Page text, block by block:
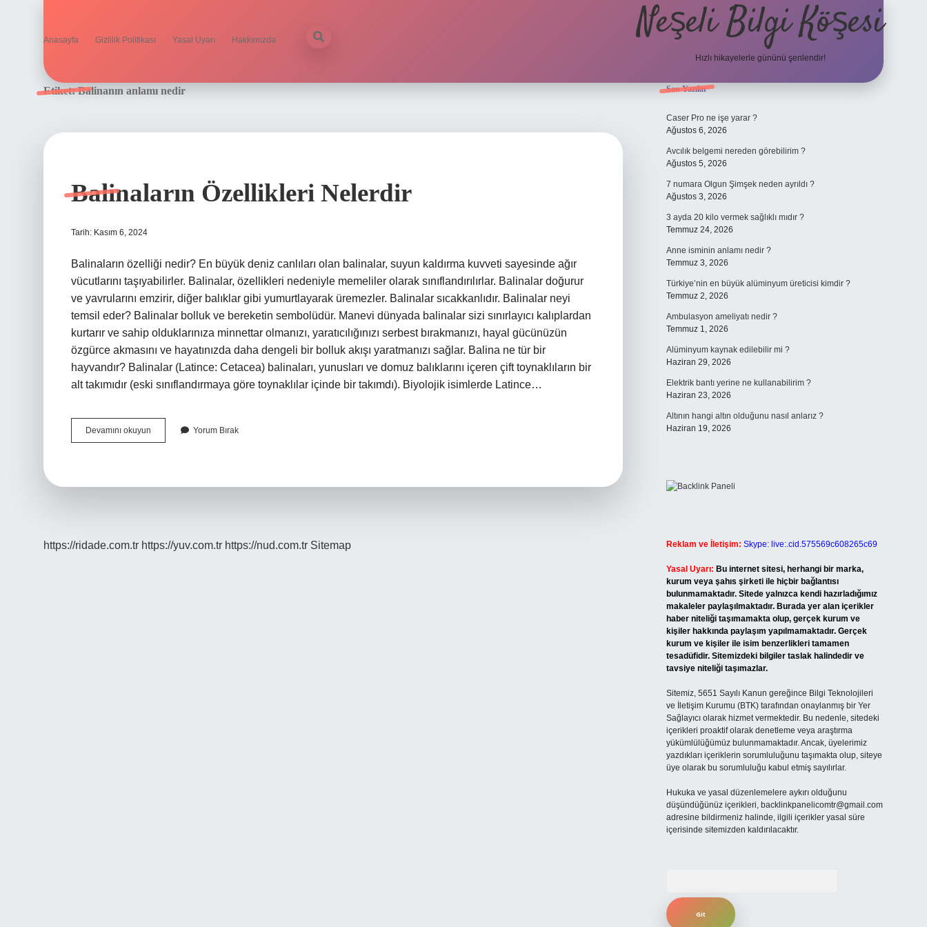
Anasayfa Gizlilik Politikası Yasal Uyarı Hakkımızda Neşeli Bilgi Köşesi
Hızlı hikayelerle gününü şenlendir!
Etiket:Balinanın anlamı nedir
Balinaların Özellikleri Nelerdir
Tarih: Kasım 6, 2024
Balinaların özelliği nedir? En büyük deniz canlıları olan balinalar, suyun kaldırma kuvveti sayesinde ağır
vücutlarını taşıyabilirler. Balinalar, özellikleri nedeniyle memeliler olarak sınıflandırılırlar. Balinalar doğurur
ve yavrularını emzirir, diğer balıklar gibi yumurtlayarak üremezler. Balinalar sıcakkanlıdır. Balinalar neyi
temsil eder? Balinalar bolluk ve bereketin sembolüdür. Manevi dünyada balinalar sizi sınırlayıcı kalıplardan
kurtarır ve sahip olduklarınıza minnettar olmanızı, yaratıcılığınızı serbest bırakmanızı, hayal gücünüzün
özgürce akmasını ve hayatınızda daha dengeli bir bolluk akışı yaratmanızı sağlar. Balina ne tür bir
hayvandır? Balinalar (Latince: Cetacea) balinaları, yunusları ve domuz balıklarını içeren çift toynaklıların bir
alt takımıdır (eski sınıflandırmaya göre toynaklılar içinde bir takımdı). Biyolojik isimlerde Latince…
Devamını okuyun Balinaların
Özellikleri
Yorum Bırak
https://ridade.com.tr https://yuv.com.tr https://nud.com.tr Sitemap
Sidebar
Son Yazılar
Caser Pro ne işe yarar ?
Ağustos 6, 2026
Avcılık belgemi nereden görebilirim ?
Ağustos 5, 2026
7 numara Olgun Şimşek neden ayrıldı ?
Ağustos 3, 2026
3 ayda 20 kilo vermek sağlıklı mıdır ?
Temmuz 24, 2026
Anne isminin anlamı nedir ?
Temmuz 3, 2026
Türkiye’nin en büyük alüminyum üreticisi kimdir ?
Temmuz 2, 2026
Ambulasyon ameliyatı nedir ?
Temmuz 1, 2026
Alüminyum kaynak edilebilir mi ?
Haziran 29, 2026
Elektrik bantı yerine ne kullanabilirim ?
Haziran 23, 2026
Altının hangi altın olduğunu nasıl anlarız ?
Haziran 19, 2026
Reklam ve İletişim: Skype: live:.cid.575569c608265c69
Yasal Uyarı: Bu internet sitesi, herhangi bir marka,
kurum veya şahıs şirketi ile hiçbir bağlantısı
bulunmamaktadır. Sitede yalnızca kendi hazırladığımız
makaleler paylaşılmaktadır. Burada yer alan içerikler
haber niteliği taşımamakta olup, gerçek kurum ve
kişiler hakkında paylaşım yapılmamaktadır. Gerçek
kurum ve kişiler ile isim benzerlikleri tamamen
tesadüfidir. Sitemizdeki bilgiler taslak halindedir ve
tavsiye niteliği taşımazlar.
Sitemiz, 5651 Sayılı Kanun gereğince Bilgi Teknolojileri
ve İletişim Kurumu (BTK) tarafından onaylanmış bir Yer
Sağlayıcı olarak hizmet vermektedir. Bu nedenle, sitedeki
içerikleri proaktif olarak denetleme veya araştırma
yükümlülüğümüz bulunmamaktadır. Ancak, üyelerimiz
yazdıkları içeriklerin sorumluluğunu taşımakta olup, siteye
üye olarak bu sorumluluğu kabul etmiş sayılırlar.
Hukuka ve yasal düzenlemelere aykırı olduğunu
düşündüğünüz içerikleri, backlinkpanelicomtr@gmail.com
adresine bildirmeniz halinde, ilgili içerikler yasal süre
içerisinde sitemizden kaldırılacaktır.